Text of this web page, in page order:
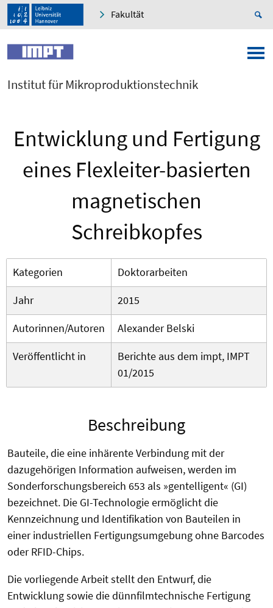
Fakultät
Institut für Mikroproduktionstechnik
Entwicklung und Fertigung
eines Flexleiter-basierten
magnetischen
Schreibkopfes
Kategorien
Doktorarbeiten
Jahr
2015
Autorinnen/Autoren
Alexander Belski
Veröffentlicht in
Berichte aus dem impt, IMPT
01/2015
Beschreibung
Bauteile, die eine inhärente Verbindung mit der
dazugehörigen Information aufweisen, werden im
Sonderforschungsbereich 653 als »gentelligent« (GI)
bezeichnet. Die GI-Technologie ermöglicht die
Kennzeichnung und Identifikation von Bauteilen in
einer industriellen Fertigungsumgebung ohne Barcodes
oder RFID-Chips.
Die vorliegende Arbeit stellt den Entwurf, die
Entwicklung sowie die dünnfilmtechnische Fertigung